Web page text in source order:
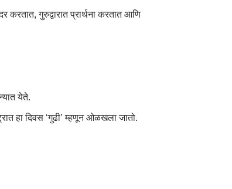
करतात, गुरुद्वारात प्रार्थना करतात आणि
येते.
हा दिवस ‘गुढी’ म्हणून ओळखला जातो.